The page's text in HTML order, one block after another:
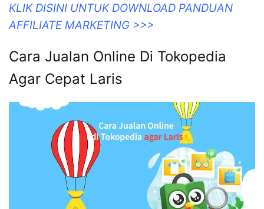
KLIK DISINI UNTUK DOWNLOAD PANDUAN
AFFILIATE MARKETING >>>
Cara Jualan Online Di Tokopedia
Agar Cepat Laris